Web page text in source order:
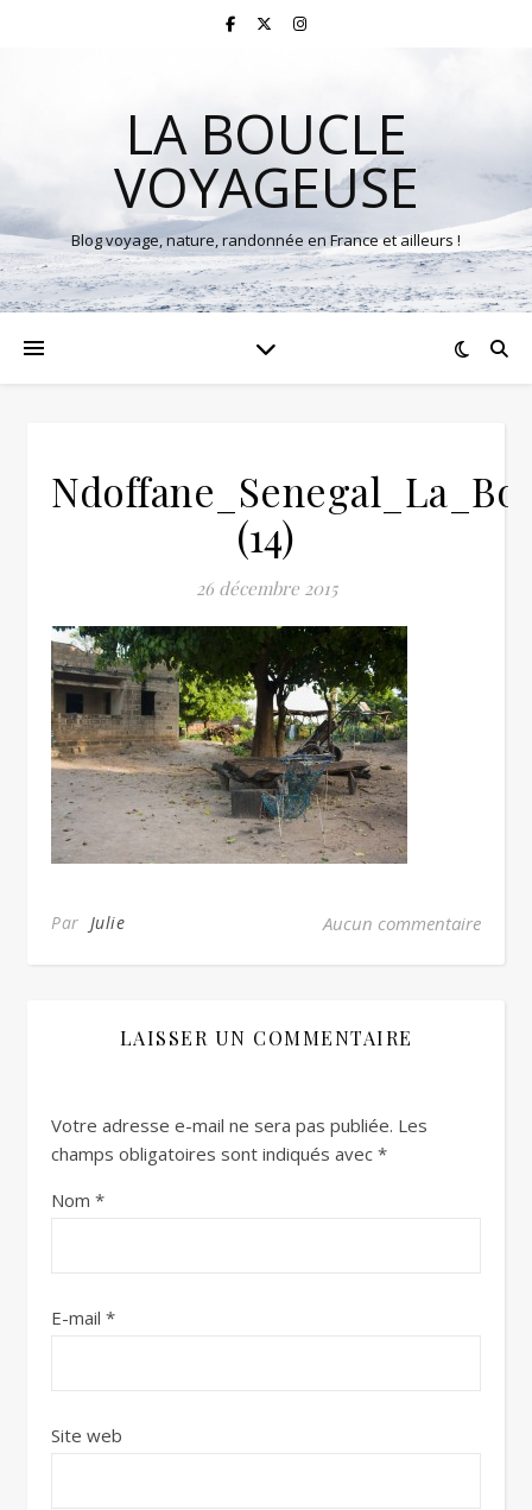
LA BOUCLE
VOYAGEUSE
Blog voyage, nature, randonnée en France et ailleurs !
(14)
26 décembre 2015
Par Julie Aucun commentaire
LAISSER UN COMMENTAIRE
Votre adresse e-mail ne sera pas publiée. Les
champs obligatoires sont indiqués avec *
Nom *
E-mail *
Site web